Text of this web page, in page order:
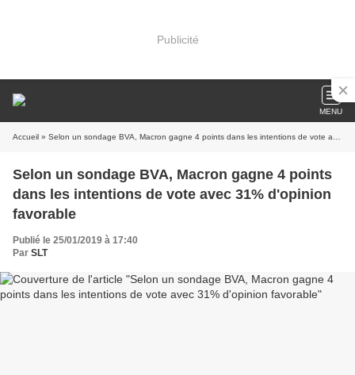
Publicité
MENU
Accueil » Selon un sondage BVA, Macron gagne 4 points dans les intentions de vote avec 31% d'opinion favorable
Selon un sondage BVA, Macron gagne 4 points
dans les intentions de vote avec 31% d'opinion
favorable
Publié le 25/01/2019 à 17:40
Par SLT